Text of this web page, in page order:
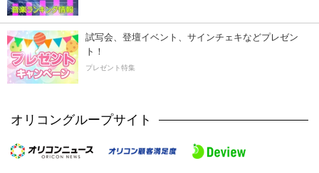
試写会、登壇イベント、サインチェキなどプレゼン
ト！
プレゼント特集
オリコングループサイト